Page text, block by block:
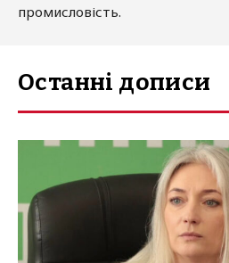
промисловість.
Останні дописи